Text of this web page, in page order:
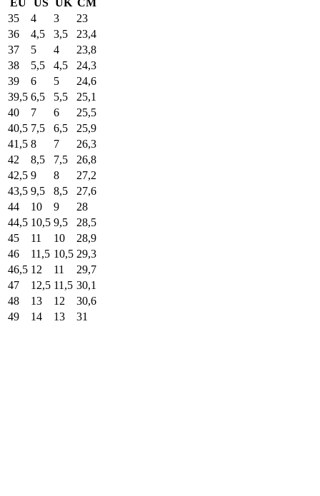
35
4 3
23
36
4,5 3,5
23,4
37
5 4
23,8
38
5,5 4,5
24,3
39
6 5
24,6
39,5 6,5 5,5
25,1
40
7 6
25,5
40,5 7,5 6,5
25,9
41,5 8 7
26,3
42
8,5 7,5
26,8
42,5 9 8
27,2
43,5 9,5 8,5
27,6
44
10 9
28
44,5 10,5 9,5
28,5
45
11 10
28,9
46
11,5 10,5 29,3
46,5 12 11
29,7
47
12,5 11,5 30,1
48
13 12
30,6
49
14 13 31